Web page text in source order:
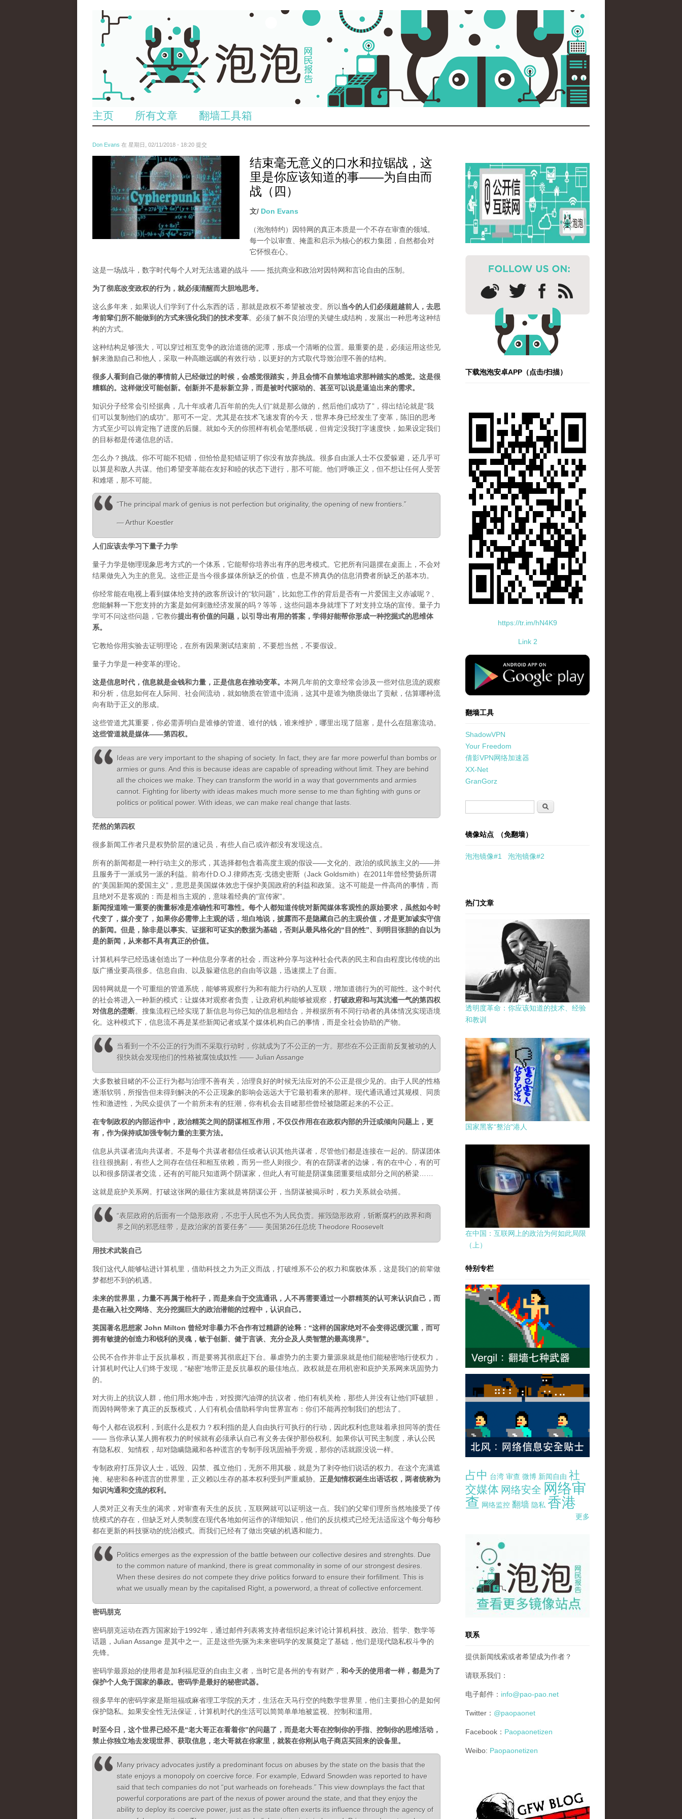
主页 所有文章 翻墙工具箱
Don Evans 在 星期日, 02/11/2018 - 18:20 提交
wechatimg1424.jpeg
结束毫无意义的口水和拉锯战，这
里是你应该知道的事——为自由而
战（四）
文/ Don Evans
（泡泡特约）
因特网的真正本质是一个不存在审查的领域。
每一个以审查、掩盖和启示为核心的权力集团，自然都会对
它怀恨在心。
这是一场战斗，数字时代每个人对无法逃避的战斗 —— 抵抗商业和政治对因特网和言论自由的压制。
为了彻底改变政权的行为，就必须清醒而大胆地思考。
这么多年来，如果说人们学到了什么东西的话，那就是政权不希望被改变。所以当今的人们必须超越前人，去思
考前辈们所不能做到的方式来强化我们的技术变革。必须了解不良治理的关键生成结构，发展出一种思考这种结
构的方式。
这种结构足够强大，可以穿过相互竞争的政治道德的泥潭，形成一个清晰的位置。最重要的是，必须运用这些见
解来激励自己和他人，采取一种高瞻远瞩的有效行动，以更好的方式取代导致治理不善的结构。
很多人看到自己做的事情前人已经做过的时候，会感觉很踏实，并且会情不自禁地追求那种踏实的感觉。这是很
糟糕的。这样做没可能创新。创新并不是标新立异，而是被时代驱动的、甚至可以说是逼迫出来的需求。
知识分子经常会引经据典，几十年或者几百年前的先人们“就是那么做的，然后他们成功了”，得出结论就是“我
们可以复制他们的成功”。那可不一定。尤其是在技术飞速发育的今天，世界本身已经发生了变革，陈旧的思考
方式至少可以肯定拖了进度的后腿。就如今天的你照样有机会笔墨纸砚，但肯定没我打字速度快，如果设定我们
的目标都是传递信息的话。
怎么办？挑战。你不可能不犯错，但恰恰是犯错证明了你没有放弃挑战。很多自由派人士不仅爱躲避，还几乎可
以算是和敌人共谋。他们希望变革能在友好和睦的状态下进行，那不可能。他们呼唤正义，但不想让任何人受苦
和难堪，那不可能。
“The principal mark of genius is not perfection but originality, the opening of new frontiers.”
― Arthur Koestler
人们应该去学习下量子力学
量子力学是物理现象思考方式的一个体系，它能帮你培养出有序的思考模式。它把所有问题摆在桌面上，不会对
结果做先入为主的意见。这些正是当今很多媒体所缺乏的价值，也是不辨真伪的信息消费者所缺乏的基本功。
你经常能在电视上看到媒体给支持的政客所设计的“软问题”，比如您工作的背后是否有一片爱国主义赤诚呢？、
您能解释一下您支持的方案是如何刺激经济发展的吗？等等，这些问题本身就埋下了对支持立场的宣传。量子力
学可不问这些问题，它教你提出有价值的问题，以引导出有用的答案，学得好能帮你形成一种挖掘式的思维体
系。
它教给你用实验去证明理论，在所有因果测试结束前，不要想当然，不要假设。
量子力学是一种变革的理论。
这是信息时代，信息就是金钱和力量，正是信息在推动变革。 本网几年前的文章经常会涉及一些对信息流的观察
和分析，信息如何在人际间、社会间流动，就如物质在管道中流淌，这其中是谁为物质做出了贡献，估算哪种流
向有助于正义的形成。
这些管道尤其重要，你必需弄明白是谁修的管道、谁付的钱，谁来维护，哪里出现了阻塞，是什么在阻塞流动。
这些管道就是媒体——第四权。
Ideas are very important to the shaping of society. In fact, they are far more powerful than bombs or
armies or guns. And this is because ideas are capable of spreading without limit. They are behind
all the choices we make. They can transform the world in a way that governments and armies
cannot. Fighting for liberty with ideas makes much more sense to me than fighting with guns or
politics or political power. With ideas, we can make real change that lasts.
茫然的第四权
很多新闻工作者只是权势阶层的速记员，有些人自己或许都没有发现这点。
所有的新闻都是一种行动主义的形式，其选择都包含着高度主观的假设——文化的、政治的或民族主义的——并
且服务于一派或另一派的利益。前布什D.O.J.律师杰克·戈德史密斯（Jack Goldsmith）在2011年曾经赞扬所谓
的“美国新闻的爱国主义”，意思是美国媒体效忠于保护美国政府的利益和政策。这不可能是一件高尚的事情，而
且绝对不是客观的：而是相当主观的，意味着经典的“宣传家”。
新闻报道唯一重要的衡量标准是准确性和可靠性。每个人都知道传统对新闻媒体客观性的原始要求，虽然如今时
代变了，媒介变了，如果你必需带上主观的话，坦白地说，披露而不是隐藏自己的主观价值，才是更加诚实守信
的新闻。但是，除非是以事实、证据和可证实的数据为基础，否则从最风格化的“目的性”、到明目张胆的自以为
是的新闻，从来都不具有真正的价值。
计算机科学已经迅速创造出了一种信息分享者的社会，而这种分享与这种社会代表的民主和自由程度比传统的出
版广播业要高很多。信息自由、以及躲避信息的自由等议题，迅速摆上了台面。
因特网就是一个可重组的管道系统，能够将观察行为和有能力行动的人互联，增加道德行为的可能性。这个时代
的社会将进入一种新的模式：让媒体对观察者负责，让政府机构能够被观察， 打破政府和与其沆瀣一气的第四权
对信息的垄断。 搜集流程已经实现了新信息与你已知的信息相结合，并根据所有不同行动者的具体情况实现语境
化。这种模式下，信息流不再是某些新闻记者或某个媒体机构自己的事情，而是全社会协助的产物。
当看到一个不公正的行为而不采取行动时，你就成为了不公正的一方。那些在不公正面前反复被动的人
很快就会发现他们的性格被腐蚀成奴性 —— Julian Assange
大多数被目睹的不公正行为都与治理不善有关，治理良好的时候无法应对的不公正是很少见的。由于人民的性格
逐渐软弱，所报告但未得到解决的不公正现象的影响会远远大于它最初看来的那样。现代通讯通过其规模、同质
性和激进性，为民众提供了一个前所未有的狂潮，你有机会去目睹那些曾经被隐匿起来的不公正。
在专制政权的内部运作中，政治精英之间的阴谋相互作用，不仅仅作用在在政权内部的升迁或倾向问题上，更
有，作为保持或加强专制力量的主要方法。
信息从共谋者流向共谋者。不是每个共谋者都信任或者认识其他共谋者，尽管他们都是连接在一起的。阴谋团体
往往很挑剔，有些人之间存在信任和相互依赖，而另一些人则很少。有的在阴谋者的边缘，有的在中心，有的可
以和很多阴谋者交流，还有的可能只知道两个阴谋家，但此人有可能是阴谋集团重要组成部分之间的桥梁……
这就是庇护关系网。打破这张网的最佳方案就是将阴谋公开，当阴谋被揭示时，权力关系就会动摇。
“表层政府的后面有一个隐形政府，不忠于人民也不为人民负责。摧毁隐形政府，斩断腐朽的政界和商
界之间的邪恶纽带，是政治家的首要任务” —— 美国第26任总统 Theodore Roosevelt
用技术武装自己
我们这代人能够钻进计算机里，借助科技之力为正义而战，打破维系不公的权力和腐败体系，这是我们的前辈做
梦都想不到的机遇。
未来的世界里，力量不再属于枪杆子，而是来自于交流通讯，人不再需要通过一小群精英的认可来认识自己，而
是在融入社交网络、充分挖掘巨大的政治潜能的过程中，认识自己。
英国著名思想家 John Milton 曾经对非暴力不合作有过精辟的诠释：“这样的国家绝对不会变得迟缓沉重，而可
拥有敏捷的创造力和锐利的灵魂，敏于创新、健于言谈、充分企及人类智慧的最高境界”。
公民不合作并非止于反抗暴权，而是要将其彻底赶下台。暴虐势力的主要力量源泉就是他们能秘密地行使权力，
计算机时代让人们终于发现，“秘密”地带正是反抗暴权的最佳地点。政权就是在用机密和庇护关系网来巩固势力
的。
对大街上的抗议人群，他们用水炮冲击，对投掷汽油弹的抗议者，他们有机关枪，那些人并没有让他们吓破胆，
而因特网带来了真正的反叛模式，人们有机会借助科学向世界宣布：你们不能再控制我们的想法了。
每个人都在说权利，到底什么是权力？权利指的是人自由执行可执行的行动，因此权利也意味着承担同等的责任
—— 当你承认某人拥有权力的时候就有必须承认自己有义务去保护那份权利。如果你认可民主制度，承认公民
有隐私权、知情权，却对隐瞒隐藏和各种谎言的专制手段巩固袖手旁观，那你的话就跟没说一样。
专制政府打压异议人士，诋毁、囚禁、孤立他们，无所不用其极，就是为了剥夺他们说话的权力。在这个充满遮
掩、秘密和各种谎言的世界里，正义赖以生存的基本权利受到严重威胁。 正是知情权诞生出语话权，两者统称为
知识沟通和交流的权利。
人类对正义有天生的渴求，对审查有天生的反抗，互联网就可以证明这一点。我们的父辈们理所当然地接受了传
统模式的存在，但缺乏对人类制度在现代各地如何运作的详细知识，他们的反抗模式已经无法适应这个每分每秒
都在更新的科技驱动的统治模式。而我们已经有了做出突破的机遇和能力。
Politics emerges as the expression of the battle between our collective desires and strenghts. Due
to the common nature of mankind, there is great commonality in some of our strongest desires.
When these desires do not compete they drive politics forward to ensure their forfillment. This is
what we usually mean by the capitalised Right, a powerword, a threat of collective enforcement.
密码朋克
密码朋克运动在西方国家始于1992年，通过邮件列表将支持者组织起来讨论计算机科技、政治、哲学、数学等
话题，Julian Assange 是其中之一。正是这些先驱为未来密码学的发展奠定了基础，他们是现代隐私权斗争的
先锋。
密码学最原始的使用者是加利福尼亚的自由主义者，当时它是各州的专有财产， 和今天的使用者一样，都是为了
保护个人免于国家的暴政。密码学是最好的秘密武器。
很多早年的密码学家是斯坦福或麻省理工学院的天才，生活在天马行空的纯数学世界里，他们主要担心的是如何
保护隐私。如果安全性无法保证，计算机时代的生活可以简简单单地被监视、控制和滥用。
时至今日，这个世界已经不是“老大哥正在看着你”的问题了，而是老大哥在控制你的手指、控制你的思维活动，
禁止你独立地去发现世界、获取信息，老大哥就在你家里，就装在你刚从电子商店买回来的设备里。
Many privacy advocates justify a predominant focus on abuses by the state on the basis that the
state enjoys a monopoly on coercive force. For example, Edward Snowden was reported to have
said that tech companies do not “put warheads on foreheads.” This view downplays the fact that
powerful corporations are part of the nexus of power around the state, and that they enjoy the
ability to deploy its coercive power, just as the state often exerts its influence through the agency of
下载泡泡安卓APP（点击/扫描）
https://tr.im/hN4K9
Link 2
standard-icon-googleplay-app-store.png
翻墙工具
ShadowVPN
Your Freedom
倩影VPN网络加速器
XX-Net
GranGorz
搜索
镜像站点 （免翻墙）
泡泡镜像#1 泡泡镜像#2
热门文章
透明度革命：你应该知道的技术、经验
和教训
国家黑客“整治"港人
在中国：互联网上的政治为何如此局限
（上）
特别专栏
占中 台湾 审查 微博 新闻自由 社
交媒体 网络安全 网络审
查 网络监控 翻墙 隐私 香港
更多
pao-pao-banner-mirror-site-120814.jpg
联系
提供新闻线索或者希望成为作者？
请联系我们：
电子邮件： info@pao-pao.net
Twitter： @paopaonet
Facebook： Paopaonetizen
Weibo: Paopaonetizen
gfw_blog_small.jpg